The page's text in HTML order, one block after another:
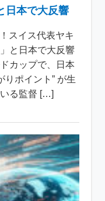
日本で大反響
スイス代表ヤキ
と日本で大反響
カップで、日本
りポイント” が生
る監督 […]